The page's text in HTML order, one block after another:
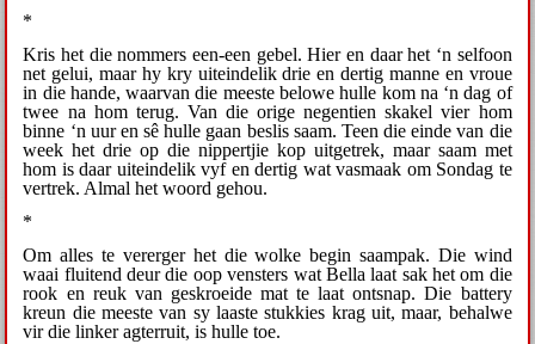
*
Kris het die nommers een-een gebel. Hier en daar het ‘n selfoon
net gelui, maar hy kry uiteindelik drie en dertig manne en vroue
in die hande, waarvan die meeste belowe hulle kom na ‘n dag of
twee na hom terug. Van die orige negentien skakel vier hom
binne ‘n uur en sê hulle gaan beslis saam. Teen die einde van die
week het drie op die nippertjie kop uitgetrek, maar saam met
hom is daar uiteindelik vyf en dertig wat vasmaak om Sondag te
vertrek. Almal het woord gehou.
*
Om alles te vererger het die wolke begin saampak. Die wind
waai fluitend deur die oop vensters wat Bella laat sak het om die
rook en reuk van geskroeide mat te laat ontsnap. Die battery
kreun die meeste van sy laaste stukkies krag uit, maar, behalwe
vir die linker agterruit, is hulle toe.